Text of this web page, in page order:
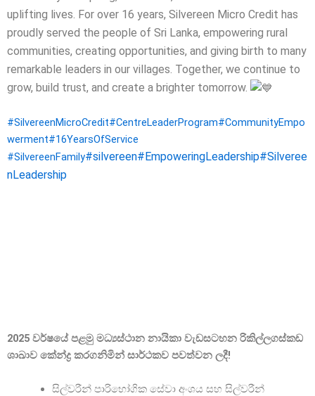
uplifting lives. For over 16 years, Silvereen Micro Credit has
proudly served the people of Sri Lanka, empowering rural
communities, creating opportunities, and giving birth to many
remarkable leaders in our villages. Together, we continue to
grow, build trust, and create a brighter tomorrow.
#SilvereenMicroCredit#CentreLeaderProgram#CommunityEmpo
werment#16YearsOfService
#SilvereenFamily#silvereen#EmpoweringLeadership#Silveree
nLeadership
2025 වර්ෂයේ පළමු මධ්යස්ථාන නායිකා වැඩසටහන රිකිල්ලගස්කඩ
ශාඛාව කේන්ද් ර කරගනිමින් සාර්ථකව පවත්වන ලදී!
සිල්වරීන් පාරිභෝගික සේවා අංශය සහ සිල්වරීන්